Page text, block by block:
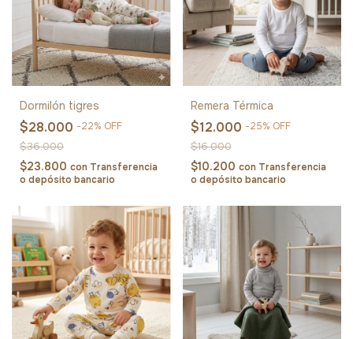
Dormilón tigres
$28.000 -22% OFF
$36.000
$23.800 con Transferencia
o depósito bancario
Remera Térmica
$12.000 -25% OFF
$16.000
$10.200 con Transferencia
o depósito bancario